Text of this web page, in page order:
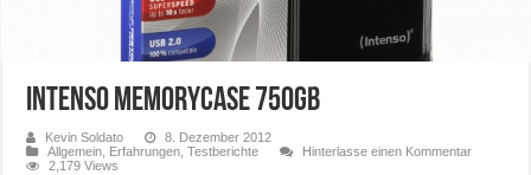
Intenso MemoryCase 750GB
Kevin Soldato
8. Dezember 2012
Allgemein
Erfahrungen ,Testberichte
Hinterlasse einen Kommentar
2,179 Views